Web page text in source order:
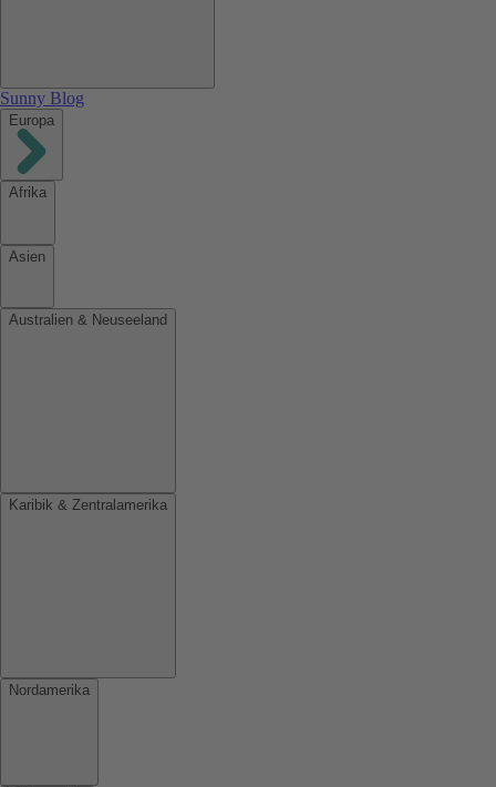
Sunny Blog
Europa
Afrika
Asien
Australien & Neuseeland
Karibik & Zentralamerika
Nordamerika